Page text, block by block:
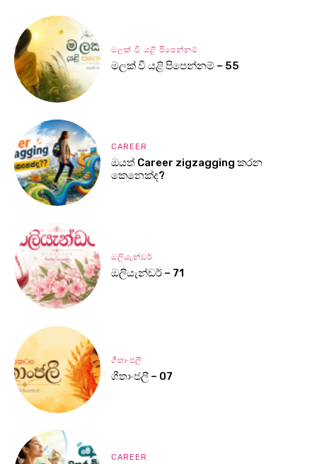
මලක් වී යළි පිපෙන්නම්
මලක් වී යළි පිපෙන්නම් – 55
CAREER
ඔයත් Career zigzagging කරන
කෙනෙක්ද?
ඔලියැන්ඩර්
ඔලියැන්ඩර් – 71
ගීතාංජලී
ගීතාංජලී – 07
CAREER